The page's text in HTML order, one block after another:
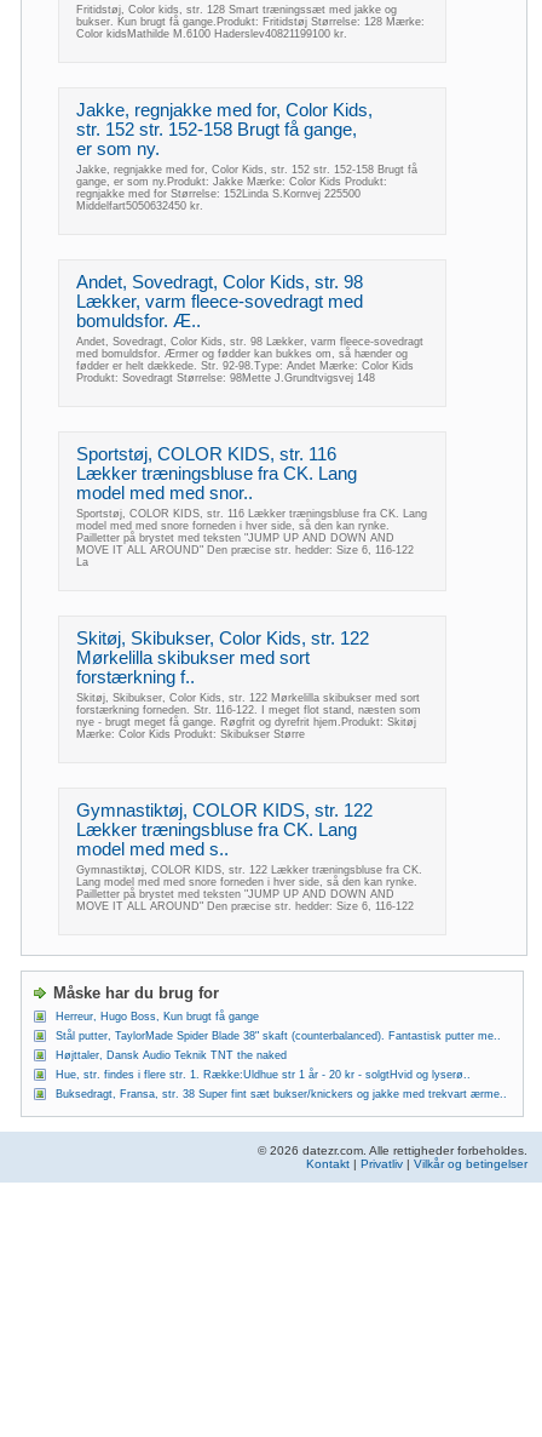
Fritidstøj, Color kids, str. 128 Smart træningssæt med jakke og
bukser. Kun brugt få gange.Produkt: Fritidstøj Størrelse: 128 Mærke:
Color kidsMathilde M.6100 Haderslev40821199100 kr.
Jakke, regnjakke med for, Color Kids,
str. 152 str. 152-158 Brugt få gange,
er som ny.
Jakke, regnjakke med for, Color Kids, str. 152 str. 152-158 Brugt få
gange, er som ny.Produkt: Jakke Mærke: Color Kids Produkt:
regnjakke med for Størrelse: 152Linda S.Kornvej 225500
Middelfart5050632450 kr.
Andet, Sovedragt, Color Kids, str. 98
Lækker, varm fleece-sovedragt med
bomuldsfor. Æ..
Andet, Sovedragt, Color Kids, str. 98 Lækker, varm fleece-sovedragt
med bomuldsfor. Ærmer og fødder kan bukkes om, så hænder og
fødder er helt dækkede. Str. 92-98.Type: Andet Mærke: Color Kids
Produkt: Sovedragt Størrelse: 98Mette J.Grundtvigsvej 148
Sportstøj, COLOR KIDS, str. 116
Lækker træningsbluse fra CK. Lang
model med med snor..
Sportstøj, COLOR KIDS, str. 116 Lækker træningsbluse fra CK. Lang
model med med snore forneden i hver side, så den kan rynke.
Pailletter på brystet med teksten "JUMP UP AND DOWN AND
MOVE IT ALL AROUND" Den præcise str. hedder: Size 6, 116-122
La
Skitøj, Skibukser, Color Kids, str. 122
Mørkelilla skibukser med sort
forstærkning f..
Skitøj, Skibukser, Color Kids, str. 122 Mørkelilla skibukser med sort
forstærkning forneden. Str. 116-122. I meget flot stand, næsten som
nye - brugt meget få gange. Røgfrit og dyrefrit hjem.Produkt: Skitøj
Mærke: Color Kids Produkt: Skibukser Større
Gymnastiktøj, COLOR KIDS, str. 122
Lækker træningsbluse fra CK. Lang
model med med s..
Gymnastiktøj, COLOR KIDS, str. 122 Lækker træningsbluse fra CK.
Lang model med med snore forneden i hver side, så den kan rynke.
Pailletter på brystet med teksten "JUMP UP AND DOWN AND
MOVE IT ALL AROUND" Den præcise str. hedder: Size 6, 116-122
Måske har du brug for
Herreur, Hugo Boss, Kun brugt få gange
Stål putter, TaylorMade Spider Blade 38" skaft (counterbalanced). Fantastisk putter me..
Højttaler, Dansk Audio Teknik TNT the naked
Hue, str. findes i flere str. 1. Række:Uldhue str 1 år - 20 kr - solgtHvid og lyserø..
Buksedragt, Fransa, str. 38 Super fint sæt bukser/knickers og jakke med trekvart ærme..
© 2026 datezr.com. Alle rettigheder forbeholdes.
Kontakt | Privatliv | Vilkår og betingelser